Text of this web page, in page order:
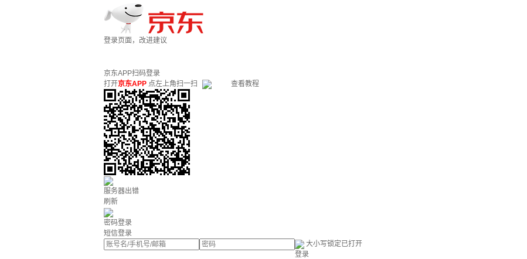
登录页面，改进建议
京东APP扫码登录
打开京东APP 点左上角扫一扫 查看教程
服务器出错
刷新
密码登录
短信登录
大小写锁定已打开
登录